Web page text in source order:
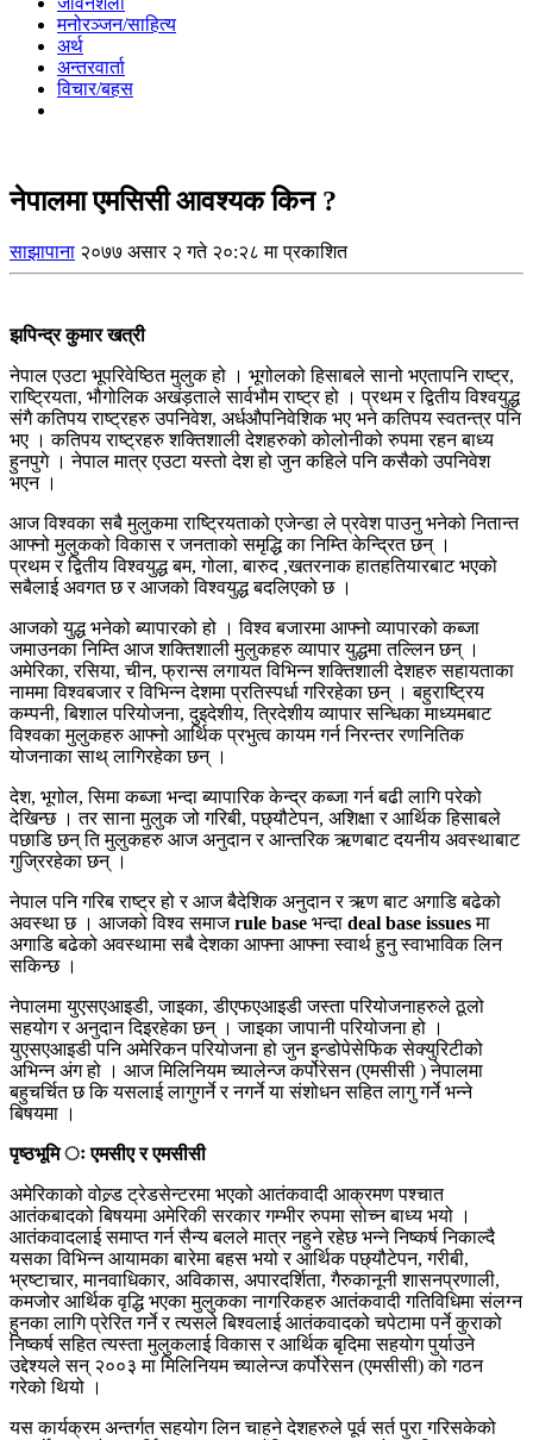
मनोरञ्जन/साहित्य
अर्थ
अन्तरवार्ता
विचार/बहस
नेपालमा एमसिसी आवश्यक किन ?
साझापाना २०७७ असार २ गते २०:२८ मा प्रकाशित
झपिन्द्र कुमार खत्री
नेपाल एउटा भूपरिवेष्ठित मुलुक हो । भूगोलको हिसाबले सानो भएतापनि राष्ट्र,
राष्ट्रियता, भौगोलिक अखंड़ताले सार्वभौम राष्ट्र हो । प्रथम र द्वितीय विश्वयुद्ध
संगै कतिपय राष्ट्रहरु उपनिवेश, अर्धऔपनिवेशिक भए भने कतिपय स्वतन्त्र पनि
भए । कतिपय राष्ट्रहरु शक्तिशाली देशहरुको कोलोनीको रुपमा रहन बाध्य
हुनपुगे । नेपाल मात्र एउटा यस्तो देश हो जुन कहिले पनि कसैको उपनिवेश
भएन ।
आज विश्वका सबै मुलुकमा राष्ट्रियताको एजेन्डा ले प्रवेश पाउनु भनेको नितान्त
आफ्नो मुलुकको विकास र जनताको समृद्धि का निम्ति केन्द्रित छन् ।
प्रथम र द्वितीय विश्वयुद्ध बम, गोला, बारुद ,खतरनाक हातहतियारबाट भएको
सबैलाई अवगत छ र आजको विश्वयुद्ध बदलिएको छ ।
आजको युद्ध भनेको ब्यापारको हो । विश्व बजारमा आफ्नो व्यापारको कब्जा
जमाउनका निम्ति आज शक्तिशाली मुलुकहरु व्यापार युद्धमा तल्लिन छन् ।
अमेरिका, रसिया, चीन, फ्रान्स लगायत विभिन्न शक्तिशाली देशहरु सहायताका
नाममा विश्वबजार र विभिन्न देशमा प्रतिस्पर्धा गरिरहेका छन् । बहुराष्ट्रिय
कम्पनी, बिशाल परियोजना, दुइदेशीय, त्रिदेशीय व्यापार सन्धिका माध्यमबाट
विश्वका मुलुकहरु आफ्नो आर्थिक प्रभुत्व कायम गर्न निरन्तर रणनितिक
योजनाका साथ् लागिरहेका छन् ।
देश, भूगोल, सिमा कब्जा भन्दा ब्यापारिक केन्द्र कब्जा गर्न बढी लागि परेको
देखिन्छ । तर साना मुलुक जो गरिबी, पछ्यौटेपन, अशिक्षा र आर्थिक हिसाबले
पछाडि छन् ति मुलुकहरु आज अनुदान र आन्तरिक ऋणबाट दयनीय अवस्थाबाट
गुज्रिरहेका छन् ।
नेपाल पनि गरिब राष्ट्र हो र आज बैदेशिक अनुदान र ऋण बाट अगाडि बढेको
अवस्था छ । आजको विश्व समाजrule base भन्दा deal base issuesमा
अगाडि बढेको अवस्थामा सबै देशका आफ्ना आफ्ना स्वार्थ हुनु स्वाभाविक लिन
सकिन्छ ।
नेपालमा युएसएआइडी, जाइका, डीएफएआइडी जस्ता परियोजनाहरुले ठूलो
सहयोग र अनुदान दिइरहेका छन् । जाइका जापानी परियोजना हो ।
युएसएआइडी पनि अमेरिकन परियोजना हो जुन इन्डोपेसेफिक सेक्युरिटीको
अभिन्न अंग हो । आज मिलिनियम च्यालेन्ज कर्पोरेसन (एमसीसी ) नेपालमा
बहुचर्चित छ कि यसलाई लागुगर्ने र नगर्ने या संशोधन सहित लागु गर्ने भन्ने
बिषयमा ।
पृष्ठभूमि ः एमसीए र एमसीसी
अमेरिकाको वोल्र्ड ट्रेडसेन्टरमा भएको आतंकवादी आक्रमण पश्चात
आतंकबादको बिषयमा अमेरिकी सरकार गम्भीर रुपमा सोच्न बाध्य भयो ।
आतंकवादलाई समाप्त गर्न सैन्य बलले मात्र नहुने रहेछ भन्ने निष्कर्ष निकाल्दै
यसका विभिन्न आयामका बारेमा बहस भयो र आर्थिक पछ्यौटेपन, गरीबी,
भ्रष्टाचार, मानवाधिकार, अविकास, अपारदर्शिता, गैरुकानूनी शासनप्रणाली,
कमजोर आर्थिक वृद्धि भएका मुलुकका नागरिकहरु आतंकवादी गतिविधिमा संलग्न
हुनका लागि प्रेरित गर्ने र त्यसले बिश्वलाई आतंकवादको चपेटामा पर्ने कुराको
निष्कर्ष सहित त्यस्ता मुलुकलाई विकास र आर्थिक बृदिमा सहयोग पुर्याउने
उद्देश्यले सन् २००३ मा मिलिनियम च्यालेन्ज कर्पोरेसन (एमसीसी) को गठन
गरेको थियो ।
यस कार्यक्रम अन्तर्गत सहयोग लिन चाहने देशहरुले पूर्व सर्त पुरा गरिसकेको